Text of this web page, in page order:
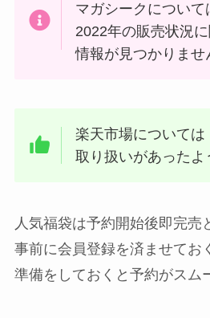
マガシークについて
2022年の販売状況
情報が見つかりませ
楽天市場については
取り扱いがあったよ
人気福袋は予約開始後即完売
事前に会員登録を済ませてお
準備をしておくと予約がスム